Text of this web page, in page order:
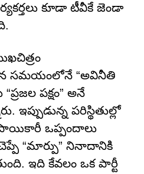
కూడా టీవీకే జెండా
సమయంలోనే “అవినీతి
పక్షం” అనే
ఇప్పుడున్న పరిస్థితుల్లో
ఒప్పందాలు
“మార్పు” నినాదానికి
ఇది కేవలం ఒక పార్టీ